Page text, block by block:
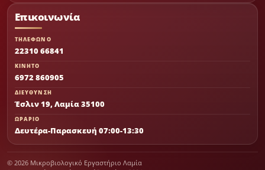
Επικοινωνία
ΤΗΛΕΦΩΝΟ
22310 66841
ΚΙΝΗΤΟ
6972 860905
ΔΙΕΥΘΥΝΣΗ
Έσλιν 19, Λαμία 35100
ΩΡΑΡΙΟ
Δευτέρα-Παρασκευή 07:00-13:30
© 2026 Μικροβιολογικό Εργαστήριο Λαμία